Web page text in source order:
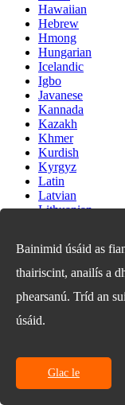
Hawaiian
Hebrew
Hmong
Hungarian
Icelandic
Igbo
Javanese
Kannada
Kazakh
Khmer
Kurdish
Kyrgyz
Latin
Latvian
Lithuanian
Malagasy
Malay
Malayalam
Maltese
Marathi
Nepali
Norwegian
Bainimid úsáid as
thairiscint, anailís a
phearsanú. Tríd an
úsáid.
Glac le